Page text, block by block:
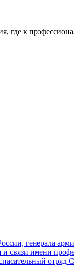
где к
генерала
связи имени
отряд